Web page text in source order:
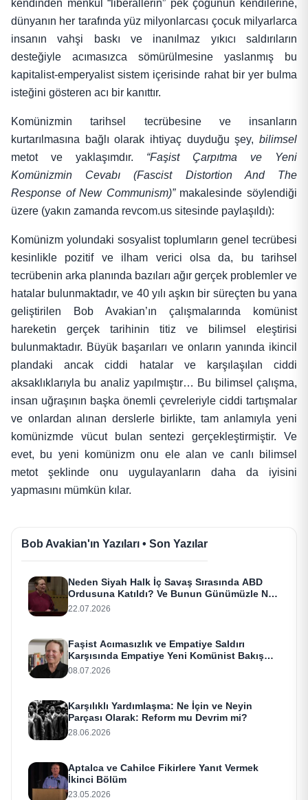
kendinden menkul “liberallerin” pek çoğunun kendilerine,
dünyanın her tarafında yüz milyonlarcası çocuk milyarlarca
insanın vahşi baskı ve inanılmaz yıkıcı saldırıların
desteğiyle acımasızca sömürülmesine yaslanmış bu
kapitalist-emperyalist sistem içerisinde rahat bir yer bulma
isteğini gösteren acı bir kanıttır.
Komünizmin tarihsel tecrübesine ve insanların
kurtarılmasına bağlı olarak ihtiyaç duyduğu şey, bilimsel
metot ve yaklaşımdır. “Faşist Çarpıtma ve Yeni
Komünizmin Cevabı (Fascist Distortion And The
Response of New Communism)”makalesinde söylendiği
üzere (yakın zamanda revcom.us sitesinde paylaşıldı):
Komünizm yolundaki sosyalist toplumların genel tecrübesi
kesinlikle pozitif ve ilham verici olsa da, bu tarihsel
tecrübenin arka planında bazıları ağır gerçek problemler ve
hatalar bulunmaktadır, ve 40 yılı aşkın bir süreçten bu yana
geliştirilen Bob Avakian’ın çalışmalarında komünist
hareketin gerçek tarihinin titiz ve bilimsel eleştirisi
bulunmaktadır. Büyük başarıları ve onların yanında ikincil
plandaki ancak ciddi hatalar ve karşılaşılan ciddi
aksaklıklarıyla bu analiz yapılmıştır… Bu bilimsel çalışma,
insan uğraşının başka önemli çevreleriyle ciddi tartışmalar
ve onlardan alınan derslerle birlikte, tam anlamıyla yeni
komünizmde vücut bulan sentezi gerçekleştirmiştir. Ve
evet, bu yeni komünizm onu ele alan ve canlı bilimsel
metot şeklinde onu uygulayanların daha da iyisini
yapmasını mümkün kılar.
Bob Avakian'ın Yazıları • Son Yazılar
Neden Siyah Halk İç Savaş Sırasında ABD
Ordusuna Katıldı? Ve Bunun Günümüzle Ne
Alakası Var?
22.07.2026
Faşist Acımasızlık ve Empatiye Saldırı
Karşısında Empatiye Yeni Komünist Bakış
Açısı
08.07.2026
Karşılıklı Yardımlaşma: Ne İçin ve Neyin
Parçası Olarak: Reform mu Devrim mi?
28.06.2026
Aptalca ve Cahilce Fikirlere Yanıt Vermek
İkinci Bölüm
23.05.2026